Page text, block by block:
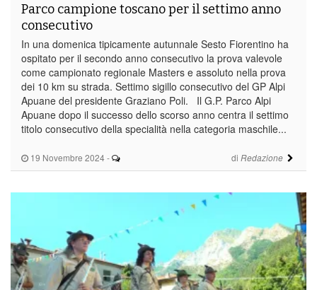
19 Novembre 2024 - di Redazione
Parco campione toscano per il settimo anno
consecutivo
In una domenica tipicamente autunnale Sesto Fiorentino ha
ospitato per il secondo anno consecutivo la prova valevole
come campionato regionale Masters e assoluto nella prova
dei 10 km su strada. Settimo sigillo consecutivo del GP Alpi
Apuane del presidente Graziano Poli. Il G.P. Parco Alpi
Apuane dopo il successo dello scorso anno centra il settimo
titolo consecutivo della specialità nella categoria maschile...